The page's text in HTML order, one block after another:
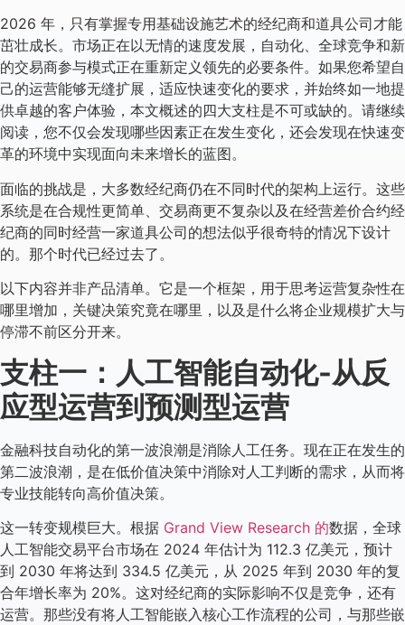
2026 年，只有掌握专用基础设施艺术的经纪商和道具公司才能
茁壮成长。市场正在以无情的速度发展，自动化、全球竞争和新
的交易商参与模式正在重新定义领先的必要条件。如果您希望自
己的运营能够无缝扩展，适应快速变化的要求，并始终如一地提
供卓越的客户体验，本文概述的四大支柱是不可或缺的。请继续
阅读，您不仅会发现哪些因素正在发生变化，还会发现在快速变
革的环境中实现面向未来增长的蓝图。
面临的挑战是，大多数经纪商仍在不同时代的架构上运行。这些
系统是在合规性更简单、交易商更不复杂以及在经营差价合约经
纪商的同时经营一家道具公司的想法似乎很奇特的情况下设计
的。那个时代已经过去了。
以下内容并非产品清单。它是一个框架，用于思考运营复杂性在
哪里增加，关键决策究竟在哪里，以及是什么将企业规模扩大与
停滞不前区分开来。
支柱一：人工智能自动化-从反
应型运营到预测型运营
金融科技自动化的第一波浪潮是消除人工任务。现在正在发生的
第二波浪潮，是在低价值决策中消除对人工判断的需求，从而将
专业技能转向高价值决策。
这一转变规模巨大。根据 Grand View Research 的数据，全球
人工智能交易平台市场在 2024 年估计为 112.3 亿美元，预计
到 2030 年将达到 334.5 亿美元，从 2025 年到 2030 年的复
合年增长率为 20%。这对经纪商的实际影响不仅是竞争，还有
运营。那些没有将人工智能嵌入核心工作流程的公司，与那些嵌